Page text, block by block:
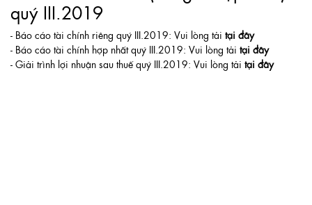
quý III.2019
- Báo cáo tài chính riêng quý III.2019: Vui lòng tải tại đây
- Báo cáo tài chính hợp nhất quý III.2019: Vui lòng tải tại đây
- Giải trình lợi nhuận sau thuế quý III.2019: Vui lòng tải tại đây